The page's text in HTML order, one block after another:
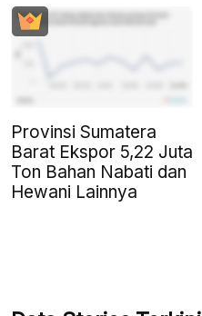
Provinsi Sumatera
Barat Ekspor 5,22 Juta
Ton Bahan Nabati dan
Hewani Lainnya